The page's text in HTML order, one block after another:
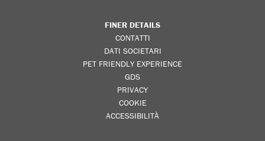
FINER DETAILS
CONTATTI
DATI SOCIETARI
PET FRIENDLY EXPERIENCE
GDS
PRIVACY
COOKIE
ACCESSIBILITÀ